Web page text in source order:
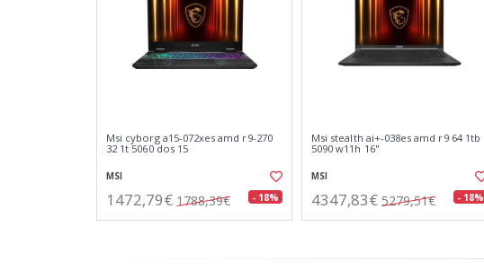
Msi cyborg a15-072xes amd r9-270
32 1t 5060 dos 15
MSI
1472,79€ 1788,39€ - 18%
Msi stealth ai+-038es amd r9 64 1tb
5090 w11h 16"
MSI
4347,83€ 5279,51€ - 18%